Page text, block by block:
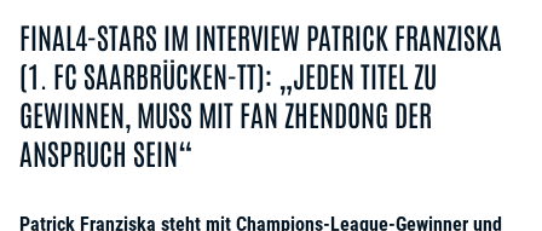
FINAL4-STARS IM INTERVIEW PATRICK FRANZISKA
(1. FC SAARBRÜCKEN-TT): „JEDEN TITEL ZU
GEWINNEN, MUSS MIT FAN ZHENDONG DER
ANSPRUCH SEIN“
Patrick Franziska steht mit Champions-League-Gewinner und